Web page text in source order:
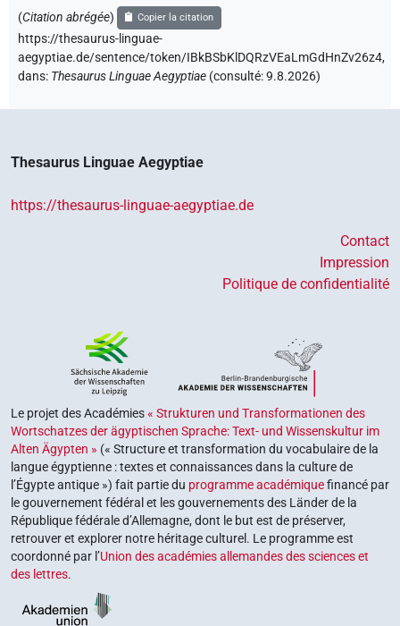
(Citation abrégée) Copier la citation
https://thesaurus-linguae-
aegyptiae.de/sentence/token/IBkBSbKlDQRzVEaLmGdHnZv26z4,
dans: Thesaurus Linguae Aegyptiae (consulté:9.8.2026)
Thesaurus Linguae Aegyptiae
https://thesaurus-linguae-aegyptiae.de
Contact
Impression
Politique de confidentialité
Le projet des Académies« Strukturen und Transformationen des
Wortschatzes der ägyptischen Sprache: Text- und Wissenskultur im
Alten Ägypten » (« Structure et transformation du vocabulaire de la
langue égyptienne : textes et connaissances dans la culture de
l’Égypte antique ») fait partie du programme académiquefinancé par
le gouvernement fédéral et les gouvernements des Länder de la
République fédérale d’Allemagne, dont le but est de préserver,
retrouver et explorer notre héritage culturel. Le programme est
coordonné par l’Union des académies allemandes des sciences et
des lettres.